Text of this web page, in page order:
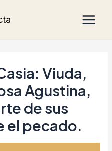
Viuda,
Agustina,
de sus
el pecado.